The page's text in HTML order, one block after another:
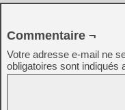
Commentaire ¬
Votre adresse e-mail ne
obligatoires sont indiqués